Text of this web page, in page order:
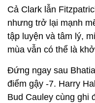
Cả Clark lẫn
nhưng trở lại mạnh
tập luyện và tâm lý,
mùa vẫn có thể là
Đứng ngay sau
điểm gậy -7. Harry
Bud Cauley cùng ghi